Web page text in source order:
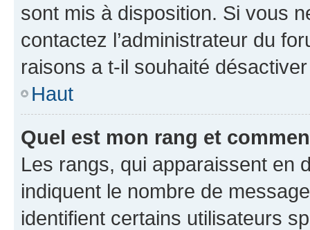
sont mis à disposition. Si vous
contactez l’administrateur du
raisons a t-il souhaité
Haut
Quel est mon rang et
Les rangs, qui apparaissent en
indiquent le nombre de
identifient certains utilisateurs